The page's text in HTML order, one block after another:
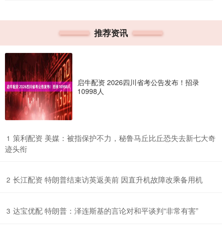
推荐资讯
启牛配资 2026四川省考公告发布！招录
10998人
1 ​策利配资 美媒：被指保护不力，秘鲁马丘比丘恐失去新七大奇
迹头衔
2 ​长江配资 特朗普结束访英返美前 因直升机故障改乘备用机
3 ​达宝优配 特朗普：泽连斯基的言论对和平谈判“非常有害”